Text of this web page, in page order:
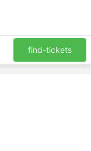
目的地
，以下是一些最
find-tickets